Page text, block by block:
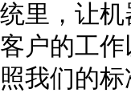
统里，让
客户的工
照我们的